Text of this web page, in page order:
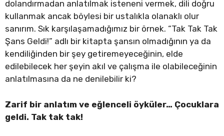
dolandırmadan anlatılmak isteneni vermek, dili doğru
kullanmak ancak böylesi bir ustalıkla olanaklı olur
sanırım. Sık karşılaşamadığımız bir örnek. “Tak Tak Tak
Şans Geldi!” adlı bir kitapta şansın olmadığının ya da
kendiliğinden bir şey getiremeyeceğinin, elde
edilebilecek her şeyin akıl ve çalışma ile olabileceğinin
anlatılmasına da ne denilebilir ki?
Zarif bir anlatım ve eğlenceli öyküler… Çocuklara
geldi. Tak tak tak!